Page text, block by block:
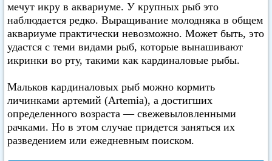
мечут икру в аквариуме. У крупных рыб это
наблюдается редко. Выращивание молодняка в общем
аквариуме практически невозможно. Может быть, это
удастся с теми видами рыб, которые вынашивают
икринки во рту, такими как кардиналовые рыбы.
Мальков кардиналовых рыб можно кормить
личинками артемий (Artemia), а достигших
определенного возраста — свежевыловленными
рачками. Но в этом случае придется заняться их
разведением или ежедневным поиском.